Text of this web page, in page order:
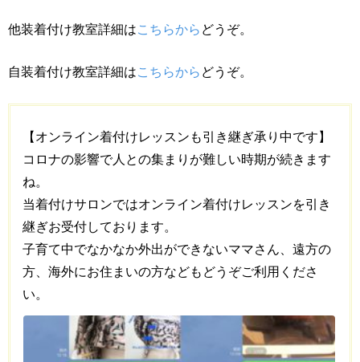
他装着付け教室詳細はこちらから どうぞ。
自装着付け教室詳細はこちらから どうぞ。
【オンライン着付けレッスンも引き継ぎ承り中です】
コロナの影響で人との集まりが難しい時期が続きます
ね。
当着付けサロンではオンライン着付けレッスンを引き
継ぎお受付しております。
子育て中でなかなか外出ができないママさん、遠方の
方、海外にお住まいの方などもどうぞご利用くださ
い。